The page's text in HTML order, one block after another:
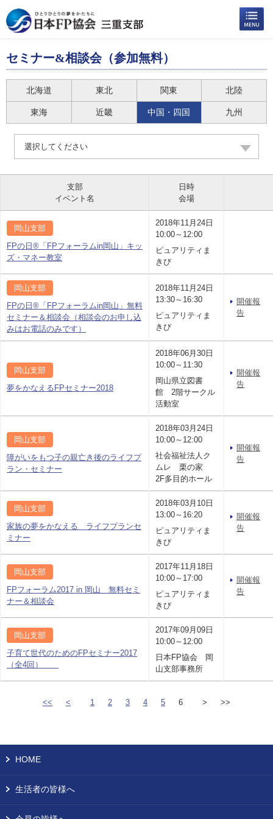
セミナー&相談会（参加無料）
北海道 東北 関東 北陸
東海 近畿 中国・四国 九州
選択してください
支部
イベント名
日時
会場
岡山支部
FPの日®「FPフォーラムin岡山」キッ
ズ・マネー教室
2018年11月24日
10:00～12:00
ピュアリティま
きび
岡山支部
FPの日®「FPフォーラムin岡山」無料
セミナー＆相談会（相談会のお申し込
みはお電話のみです）
2018年11月24日
13:30～16:30
ピュアリティま
きび
開催報
告
岡山支部
夢をかなえるFPセミナー2018
2018年06月30日
10:00～11:30
岡山県立図書
館 2階サークル
活動室
開催報
告
岡山支部
障がいをもつ子の親亡き後のライフプ
ラン・セミナー
2018年03月24日
10:00～12:00
社会福祉法人ク
ムレ 栗の家
2F多目的ホール
開催報
告
岡山支部
家族の夢をかなえる ライフプランセ
ミナー
2018年03月10日
13:00～16:20
ピュアリティま
きび
開催報
告
岡山支部
FPフォーラム2017 in 岡山 無料セミ
ナー＆相談会
2017年11月18日
10:00～17:00
ピュアリティま
きび
開催報
告
岡山支部
子育て世代のためのFPセミナー2017
（全4回）
2017年09月09日
10:00～12:00
日本FP協会 岡
山支部事務所
<< < 1 2 3 4 5 6 > >>
HOME
生活者の皆様へ